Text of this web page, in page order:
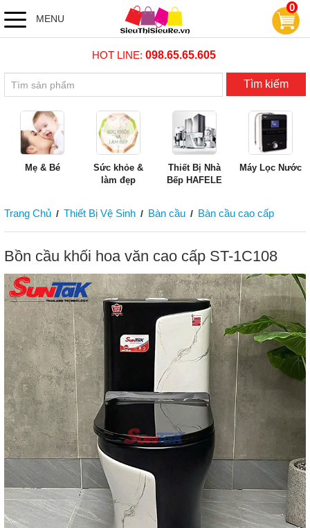
MENU
0
HOT LINE: 098.65.65.605
Tìm kiếm
Mẹ & Bé
Sức khỏe &
làm đẹp
Thiết Bị Nhà
Bếp HAFELE
Máy Lọc Nước
Trang Chủ / Thiết Bị Vệ Sinh / Bàn cầu / Bàn cầu cao cấp
Bồn cầu khối hoa văn cao cấp ST-1C108